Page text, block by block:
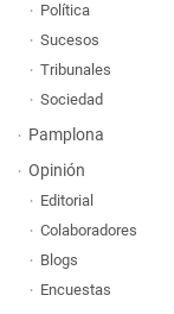
Política
Sucesos
Tribunales
Sociedad
Pamplona
Opinión
Editorial
Colaboradores
Blogs
Encuestas